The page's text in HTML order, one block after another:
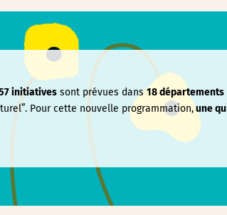
initiatives sont prévues dans18 départements
Pour cette nouvelle programmation,une